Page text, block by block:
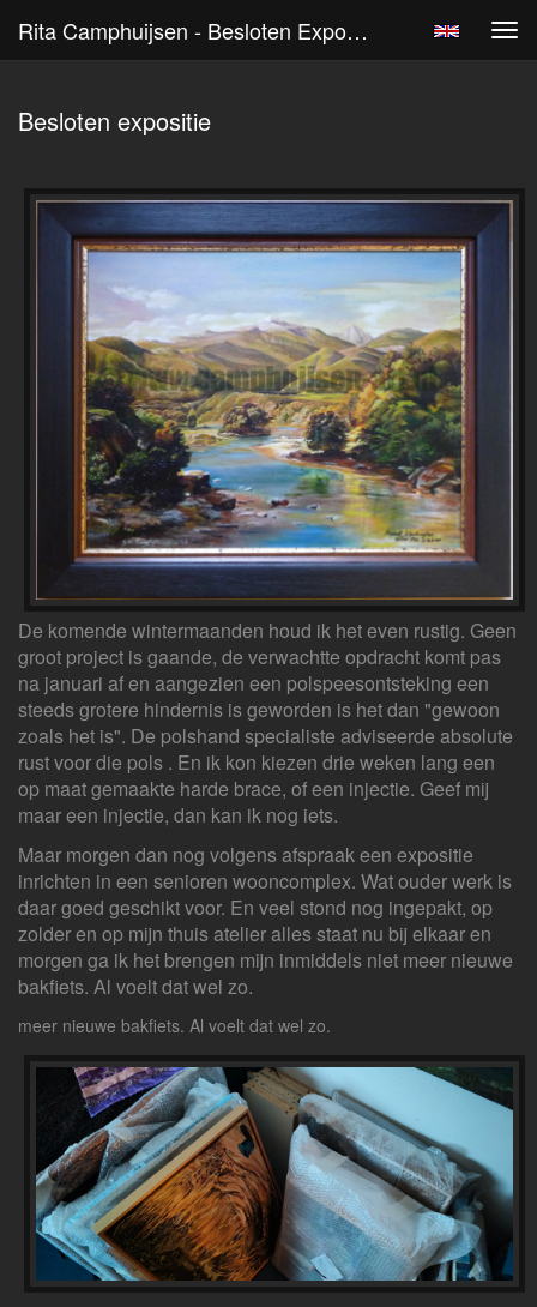
Rita Camphuijsen - Besloten Expositie
Besloten expositie
De komende wintermaanden houd ik het even rustig. Geen
groot project is gaande, de verwachtte opdracht komt pas
na januari af en aangezien een polspeesontsteking een
steeds grotere hindernis is geworden is het dan "gewoon
zoals het is". De polshand specialiste adviseerde absolute
rust voor die pols . En ik kon kiezen drie weken lang een
op maat gemaakte harde brace, of een injectie. Geef mij
maar een injectie, dan kan ik nog iets.
Maar morgen dan nog volgens afspraak een expositie
inrichten in een senioren wooncomplex. Wat ouder werk is
daar goed geschikt voor. En veel stond nog ingepakt, op
zolder en op mijn thuis atelier alles staat nu bij elkaar en
morgen ga ik het brengen mijn inmiddels niet meer nieuwe
bakfiets. Al voelt dat wel zo.
meer nieuwe bakfiets. Al voelt dat wel zo.